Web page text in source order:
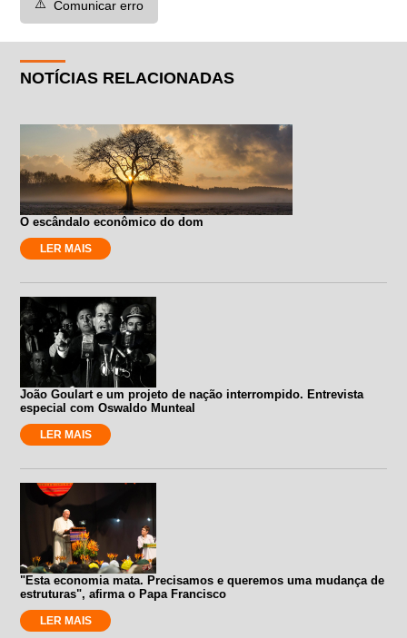
⚠️ Comunicar erro
NOTÍCIAS RELACIONADAS
O escândalo econômico do dom
LER MAIS
João Goulart e um projeto de nação interrompido. Entrevista
especial com Oswaldo Munteal
LER MAIS
"Esta economia mata. Precisamos e queremos uma mudança de
estruturas", afirma o Papa Francisco
LER MAIS